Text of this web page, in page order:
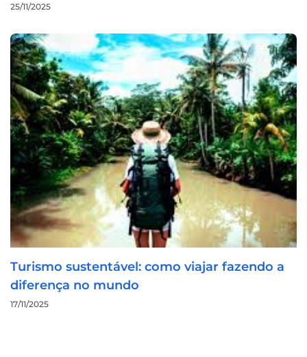
25/11/2025
Turismo sustentável: como viajar fazendo a
diferença no mundo
17/11/2025